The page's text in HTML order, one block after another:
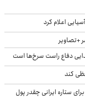
اعلام کرد
دفاع راست سرخ‌ها است
کند
ستاره ایرانی چقدر پول